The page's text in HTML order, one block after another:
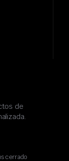
de
cerrado